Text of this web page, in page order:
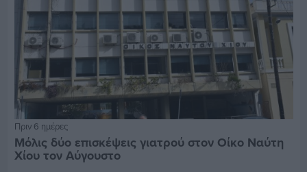
Πριν 6 ημέρες
Μόλις δύο επισκέψεις γιατρού στον Οίκο Ναύτη
Χίου τον Αύγουστο